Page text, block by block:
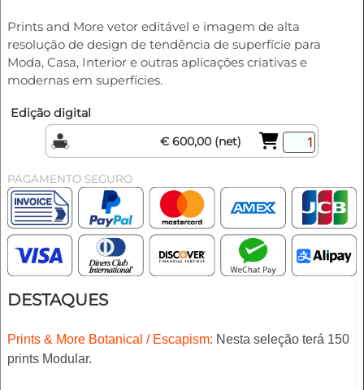
Prints and More vetor editável e imagem de alta
resolução de design de tendência de superfície para
Moda, Casa, Interior e outras aplicações criativas e
modernas em superfícies.
Edição digital
€ 600,00 (net)
PAGAMENTO SEGURO
DESTAQUES
Prints & More Botanical / Escapism: Nesta seleção terá 150
prints Modular.